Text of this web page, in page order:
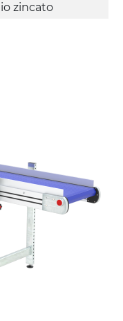
zincato
in tubolare
verde